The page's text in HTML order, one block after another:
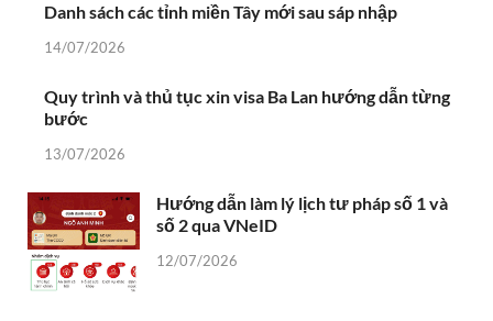
Danh sách các tỉnh miền Tây mới sau sáp nhập
14/07/2026
Quy trình và thủ tục xin visa Ba Lan hướng dẫn từng
bước
13/07/2026
Hướng dẫn làm lý lịch tư pháp số 1 và
số 2 qua VNeID
12/07/2026